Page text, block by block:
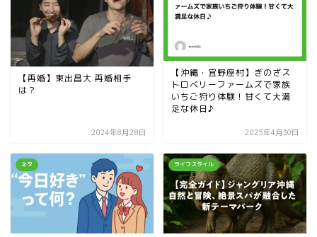
【再婚】東出昌大 再婚相手
は？
2024年8月28日
【沖縄・宜野座村】ぎのざス
トロベリーファームズで家族
いちご狩り体験！甘くて大満
足な休日♪
2025年4月30日
ネタ ライフスタイル